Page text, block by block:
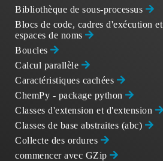
Bibliothèque de sous-processus
Blocs de code, cadres d'exécution et
espaces de noms
Boucles
Calcul parallèle
Caractéristiques cachées
ChemPy - package python
Classes d'extension et d'extension
Classes de base abstraites (abc)
Collecte des ordures
commencer avec GZip